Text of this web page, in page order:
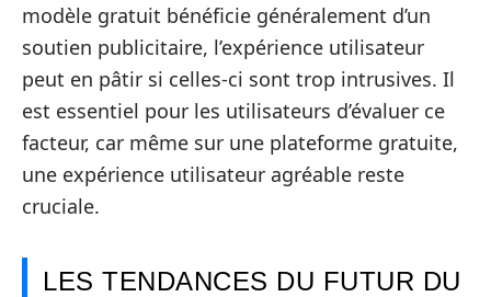
modèle gratuit bénéficie généralement d’un
soutien publicitaire, l’expérience utilisateur
peut en pâtir si celles-ci sont trop intrusives. Il
est essentiel pour les utilisateurs d’évaluer ce
facteur, car même sur une plateforme gratuite,
une expérience utilisateur agréable reste
cruciale.
LES TENDANCES DU FUTUR DU